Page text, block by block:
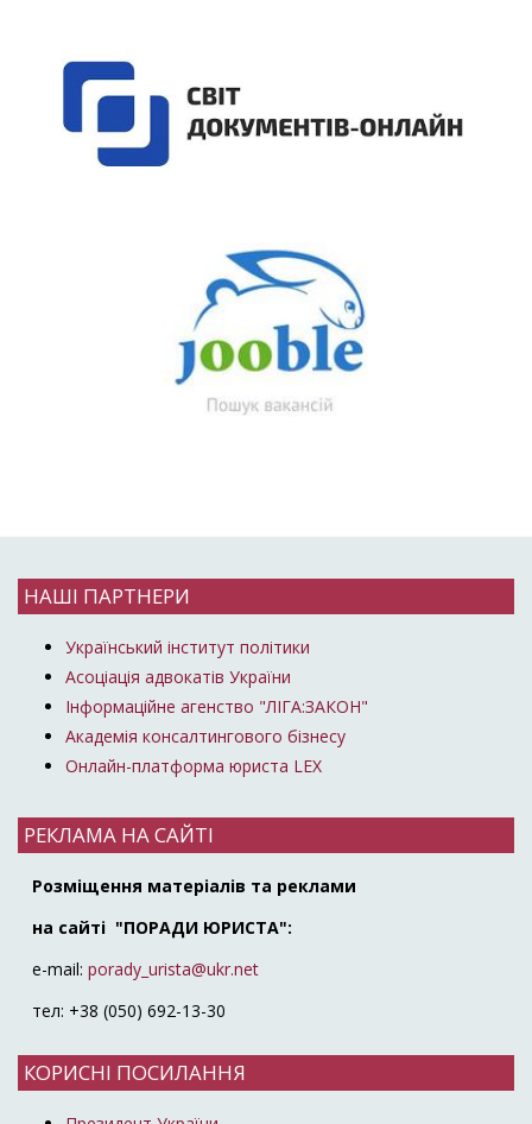
НАШІ ПАРТНЕРИ
Український інститут політики
Асоціація адвокатів України
Інформаційне агенство "ЛІГА:ЗАКОН"
Академія консалтингового бізнесу
Онлайн-платформа юриста LEX
РЕКЛАМА НА САЙТІ
Розміщення матеріалів та реклами
на сайті "ПОРАДИ ЮРИСТА":
e-mail: porady_urista@ukr.net
тел: +38 (050) 692-13-30
КОРИСНІ ПОСИЛАННЯ